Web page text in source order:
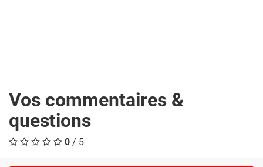
Vos commentaires &
questions
0 / 5